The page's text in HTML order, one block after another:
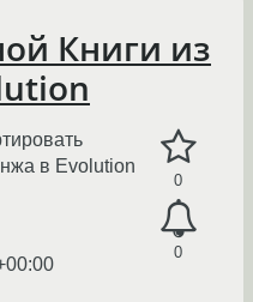
Книги из
0
0
в Evolution